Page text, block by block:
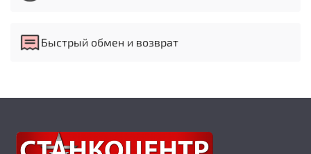
Быстрый обмен и возврат